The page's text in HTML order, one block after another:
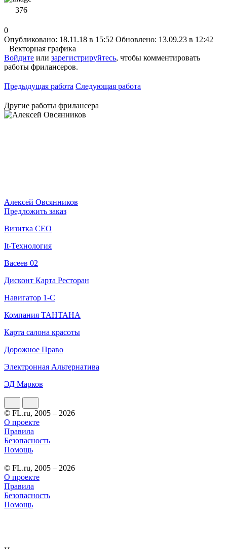
376
0
Опубликовано: 18.11.18 в 15:52 Обновлено: 13.09.23 в 12:42
Векторная графика
Войдите или зарегистрируйтесь, чтобы комментировать
работы фрилансеров.
Предыдущая работа Следующая работа
Другие работы фрилансера
Алексей Овсянников
Предложить заказ
Визитка CEO
It-Технология
Васеев 02
Дисконт Карта Ресторан
Навигатор 1-С
Компания ТАНТАНА
Карта салона красоты
Дорожное Право
Электронная Альтернатива
ЭД Марков
© FL.ru, 2005 – 2026
О проекте
Правила
Безопасность
Помощь
© FL.ru, 2005 – 2026
О проекте
Правила
Безопасность
Помощь